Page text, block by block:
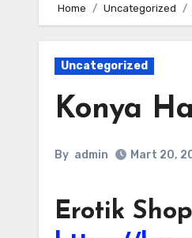
Home Uncategorized
Uncategorized
Konya
By admin Mart 20,
Erotik